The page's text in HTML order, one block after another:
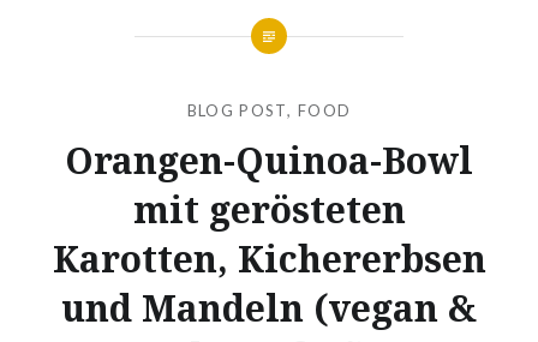
BLOG POST,FOOD
Orangen-Quinoa-Bowl
mit gerösteten
Karotten, Kichererbsen
und Mandeln (vegan &